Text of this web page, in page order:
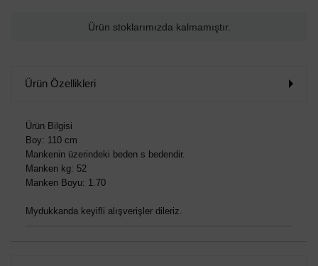
Ürün stoklarımızda kalmamıştır.
Ürün Özellikleri
Ürün Bilgisi
Boy: 110 cm
Mankenin üzerindeki beden s bedendir.
Manken kg: 52
Manken Boyu: 1.70
Mydukkanda keyifli alışverişler dileriz.